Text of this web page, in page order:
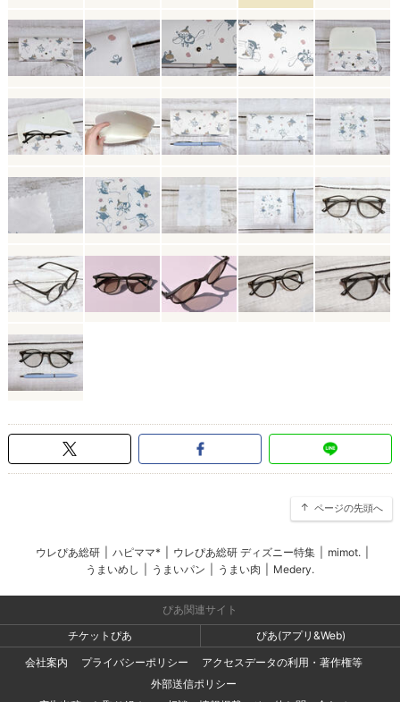
ページの先頭へ
ウレぴあ総研 ハピママ* ウレぴあ総研 ディズニー特集 mimot.
うまいめし
うまいパン うまい肉 Medery.
ぴあ関連サイト
チケットぴあ
ぴあ(アプリ&Web)
会社案内
プライバシーポリシー
アクセスデータの利用・著作権等
外部送信ポリシー